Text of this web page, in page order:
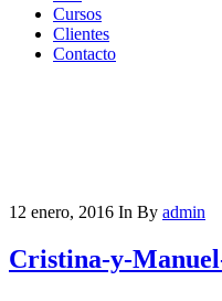
Cursos
Clientes
Contacto
12 enero, 2016 In By admin
Cristina-y-